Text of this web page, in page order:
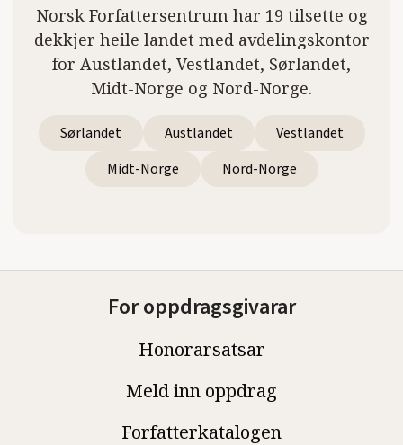
Norsk Forfattersentrum har 19 tilsette og
dekkjer heile landet med avdelingskontor
for Austlandet, Vestlandet, Sørlandet,
Midt-Norge og Nord-Norge.
Sørlandet Austlandet
Vestlandet
Midt-Norge
Nord-Norge
For oppdragsgivarar
Honorarsatsar
Meld inn oppdrag
Forfatterkatalogen